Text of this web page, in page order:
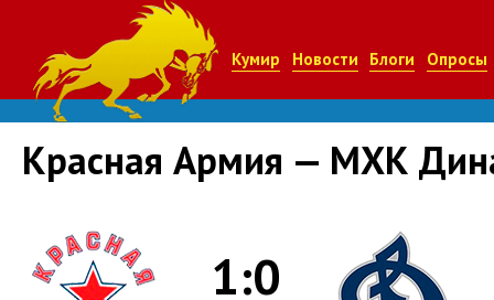
Кумир Новости Блоги Опросы
Красная Армия — МХК
1:0